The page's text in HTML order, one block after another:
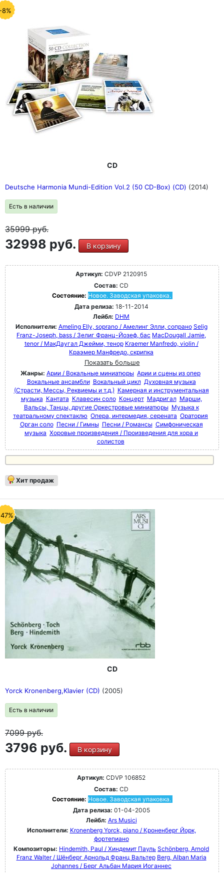
8%
CD
Deutsche Harmonia Mundi-Edition Vol.2 (50 CD-Box) (CD) (2014)
Есть в наличии
35999руб.
32998 руб. В корзину
Артикул: CDVP 2120915
Состав: CD
Состояние: Новое. Заводская упаковка.
Дата релиза: 18-11-2014
Лейбл: DHM
Исполнители: Ameling Elly, soprano / Амелинг Элли, сопрано Selig
Franz-Joseph, bass / Зелиг Франц-Йозеф, бас MacDougall Jamie,
tenor / МакДаугал Джейми, тенор Kraemer Manfredo, violin /
Краэмер Манфредо, скрипка
Показать больше
Жанры: Арии / Вокальные миниатюры Арии и сцены из опер
Вокальные ансамбли Вокальный цикл Духовная музыка
(Страсти, Мессы, Реквиемы и т.д.) Камерная и инструментальная
музыка Кантата Клавесин соло Концерт Мадригал Марши,
Вальсы, Танцы, другие Оркестровые миниатюры Музыка к
театральному спектаклю Опера, интермедия, серената Оратория
Орган соло Песни / Гимны Песни / Романсы Симфоническая
музыка Хоровые произведения / Произведения для хора и
солистов
Хит продаж
CD
Yorck Kronenberg,Klavier (CD) (2005)
Есть в наличии
7099руб.
3796 руб. В корзину
Артикул: CDVP 106852
Состав: CD
Состояние: Новое. Заводская упаковка.
Дата релиза: 01-04-2005
Лейбл: Ars Musici
Исполнители: Kronenberg Yorck, piano / Кроненберг Йорк,
фортепиано
Композиторы: Hindemith, Paul / Хиндемит Пауль Schönberg, Arnold
Franz Walter / Шёнберг Арнольд Франц Вальтер Berg, Alban Maria
Johannes / Берг Альбан Мария Иоганнес